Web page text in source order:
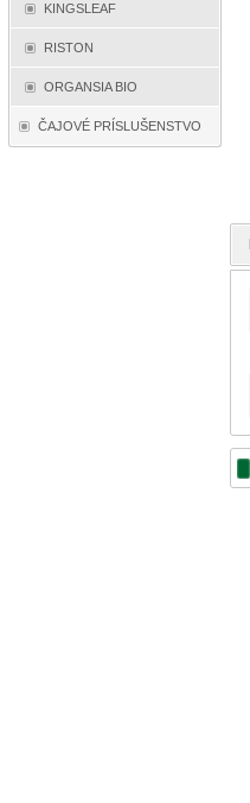
KINGSLEAF
RISTON
ORGANSIA BIO
ČAJOVÉ PRÍSLUŠENSTVO